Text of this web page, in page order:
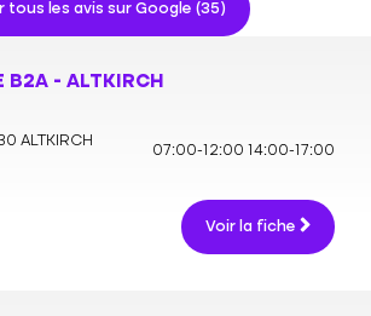
tous les avis sur Google (35)
B2A - ALTKIRCH
ALTKIRCH
07:00-12:00 14:00-17:00
Voir la fiche